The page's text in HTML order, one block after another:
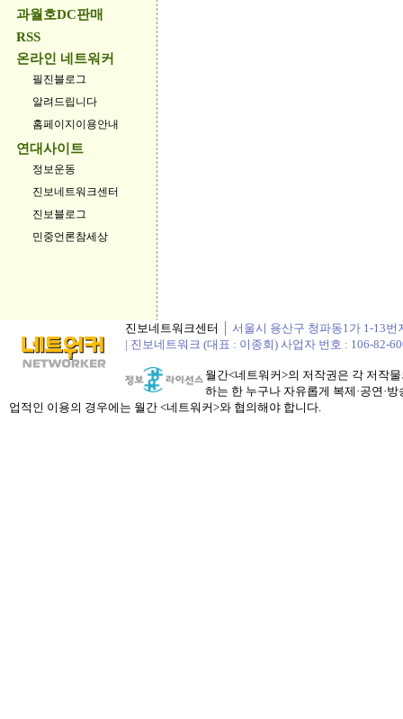
과월호DC판매
RSS
온라인 네트워커
필진블로그
알려드립니다
홈페이지이용안내
연대사이트
정보운동
진보네트워크센터
진보블로그
민중언론참세상
진보네트워크센터
│ 서울시 용산구 청파동1가 1-13
| 진보네트워크 (대표 : 이종회) 사업자 번호 : 106-82-
월간<네트워커>의 저작권은 각 저작
하는 한 누구나 자유롭게 복제·공연·
업적인 이용의 경우에는 월간 <네트워커>와 협의해야 합니다.